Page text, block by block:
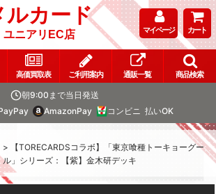
ルカード
ユニアリEC店 マイページ カート
高価買取表 ご利用案内 通販一覧 商品検索
朝9:00まで当日発送
AmazonPay コンビニ 払いOK
>
【TORECARDSコラボ】「東京喰種トーキョーグー
ル」シリーズ：【紫】金木研デッキ